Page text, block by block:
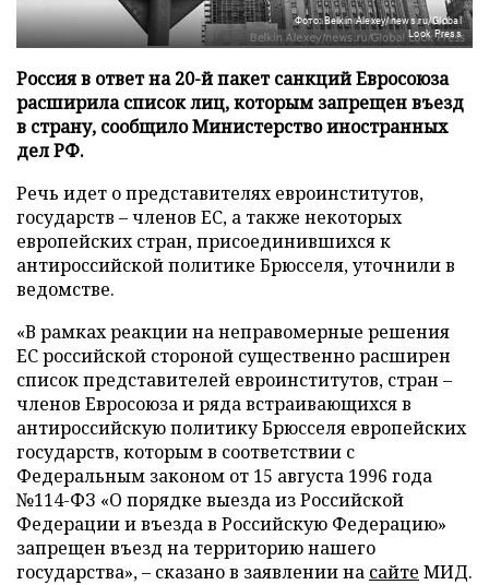
Фото: Belkin Alexey/news.ru/Global
Look Press
Россия в ответ на 20-й пакет санкций Евросоюза
расширила список лиц, которым запрещен въезд
в страну, сообщило Министерство иностранных
дел РФ.
Речь идет о представителях евроинститутов,
государств – членов ЕС, а также некоторых
европейских стран, присоединившихся к
антироссийской политике Брюсселя, уточнили в
ведомстве.
«В рамках реакции на неправомерные решения
ЕС российской стороной существенно расширен
список представителей евроинститутов, стран –
членов Евросоюза и ряда встраивающихся в
антироссийскую политику Брюсселя европейских
государств, которым в соответствии с
Федеральным законом от 15 августа 1996 года
№114-ФЗ «О порядке выезда из Российской
Федерации и въезда в Российскую Федерацию»
запрещен въезд на территорию нашего
государства», – сказано в заявлении на сайте МИД.